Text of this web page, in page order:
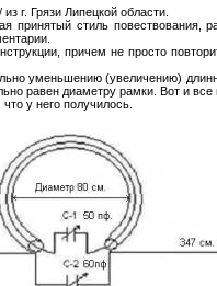
г. Грязи Липецкой области.
стиль повествования,
причем не просто
уменьшению (увеличению)
равен диаметру рамки. Вот и все
у него получилось.